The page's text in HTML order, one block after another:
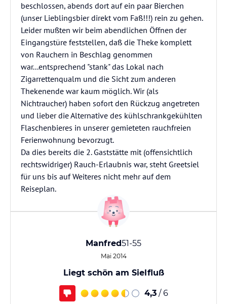
beschlossen, abends dort auf ein paar Bierchen
(unser Lieblingsbier direkt vom Faß!!!) rein zu gehen.
Leider mußten wir beim abendlichen Öffnen der
Eingangstüre feststellen, daß die Theke komplett
von Rauchern in Beschlag genommen
war...entsprechend "stank" das Lokal nach
Zigarrettenqualm und die Sicht zum anderen
Thekenende war kaum möglich. Wir (als
Nichtraucher) haben sofort den Rückzug angetreten
und lieber die Alternative des kühlschrankgekühlten
Flaschenbieres in unserer gemieteten rauchfreien
Ferienwohnung bevorzugt.
Da dies bereits die 2. Gaststätte mit (offensichtlich
rechtswidriger) Rauch-Erlaubnis war, steht Greetsiel
für uns bis auf Weiteres nicht mehr auf dem
Reiseplan.
Manfred51-55
Mai 2014
Liegt schön am Sielfluß
4,3 / 6